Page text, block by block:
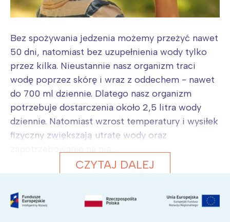
Bez spożywania jedzenia możemy przeżyć nawet
50 dni, natomiast bez uzupełnienia wody tylko
przez kilka. Nieustannie nasz organizm traci
wodę poprzez skórę i wraz z oddechem - nawet
do 700 ml dziennie. Dlatego nasz organizm
potrzebuje dostarczenia około 2,5 litra wody
dziennie. Natomiast wzrost temperatury i wysiłek
fizyczny zwiększają utratę wody oraz
CZYTAJ DALEJ